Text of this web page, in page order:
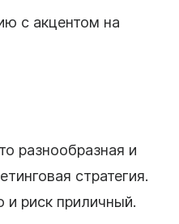
с акцентом на
разнообразная и
стратегия.
и риск приличный.